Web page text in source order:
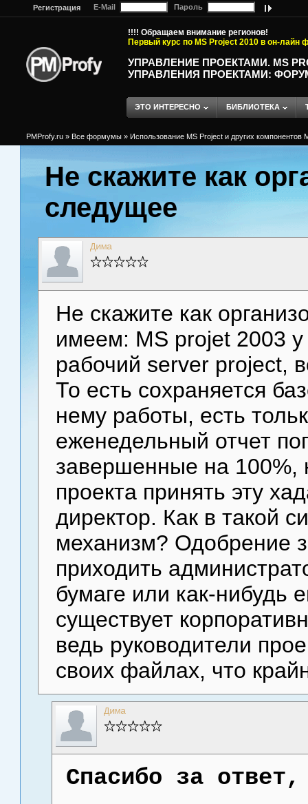
Регистрация E-Mail Пароль
!!!! Обращаем внимание регионов!
Первый курс по MS Project 2010 в он-лайн
УПРАВЛЕНИЕ ПРОЕКТАМИ. MS
УПРАВЛЕНИЯ ПРОЕКТАМИ:
ЭТО ИНТЕРЕСНО БИБЛИОТЕКА
PMProfy.ru » Все формумы » Использование MS Project и других компонентов
Не скажите как
следущее
Дима
Не скажите как
имеем: MS projet 2003 у
рабочий server project,
То есть сохраняется
нему работы, есть
еженедельный отчет
завершенные на 100%,
проекта принять эту
директор. Как в такой
механизм? Одобрение
приходить
бумаге или как-
существует
ведь руководители
своих файлах, что
Дима
Спасибо за